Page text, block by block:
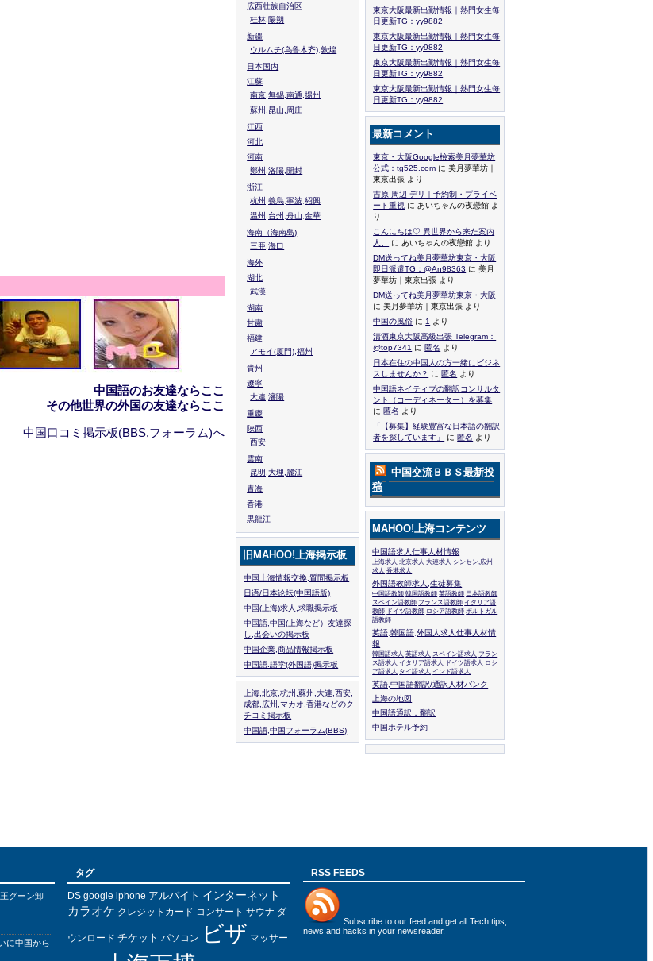
中国語のお友達ならここ
その他世界の外国の友達ならここ
中国口コミ掲示板(BBS,フォーラム)へ
広西壮族自治区
桂林,陽朔
新疆
ウルムチ(乌鲁木齐),敦煌
日本国内
江蘇
南京,無錫,南通,揚州
蘇州,昆山,周庄
江西
河北
河南
鄭州,洛陽,開封
浙江
杭州,義烏,寧波,紹興
温州,台州,舟山,金華
海南（海南島)
三亜,海口
海外
湖北
武漢
湖南
甘粛
福建
アモイ(厦門),福州
貴州
遼寧
大連,瀋陽
重慶
陜西
西安
雲南
昆明,大理,麗江
青海
香港
黒龍江
旧MAHOO!上海掲示板
中国上海情報交換,質問掲示板
日语/日本论坛(中国語版)
中国(上海)求人,求職掲示板
中国語,中国(上海など）友達探
し,出会いの掲示板
中国企業,商品情報掲示板
中国語.語学(外国語)掲示板
上海,北京,杭州,蘇州,大連,西安,
成都,広州,マカオ,香港などのク
チコミ掲示板
中国語,中国フォーラム(BBS)
東京大阪最新出勤情報｜熱門女生每
日更新TG：yy9882
東京大阪最新出勤情報｜熱門女生每
日更新TG：yy9882
東京大阪最新出勤情報｜熱門女生每
日更新TG：yy9882
東京大阪最新出勤情報｜熱門女生每
日更新TG：yy9882
最新コメント
東京・大阪Google檢索美月夢華坊
公式：tg525.com に 美月夢華坊｜
東京出張 より
吉原 周辺 デリ｜予約制・プライベ
ート重視 に あいちゃんの夜戀館 よ
り
こんにちは♡ 異世界から来た案内
人、
に あいちゃんの夜戀館 より
DM送ってね美月夢華坊東京・大阪
即日派遣TG：@An98363 に 美月
夢華坊｜東京出張 より
DM送ってね美月夢華坊東京・大阪
に 美月夢華坊｜東京出張 より
中国の風俗 に 1
より
清酒東京大阪高級出張 Telegram：
@top7341 に 匿名 より
日本在住の中国人の方一緒にビジネ
スしませんか？ に 匿名 より
中国語ネイティブの翻訳コンサルタ
ント（コーディネーター）を募集
に 匿名 より
「【募集】経験豊富な日本語の翻訳
者を探しています」
に 匿名 より
中国交流ＢＢＳ最新投
稿
MAHOO!上海コンテンツ
中国語求人仕事人材情報
上海求人 北京求人 大連求人 シンセン,広州
求人 香港求人
外国語教師求人,生徒募集
中国語教師 韓国語教師 英語教師 日本語教師
スペイン語教師 フランス語教師 イタリア語
教師 ドイツ語教師 ロシア語教師 ポルトガル
語教師
英語,韓国語,外国人求人仕事人材情
報
韓国語求人 英語求人 スペイン語求人 フラン
ス語求人 イタリア語求人 ドイツ語求人 ロシ
ア語求人 タイ語求人 インド語求人
英語,中国語翻訳/通訳人材バンク
上海の地図
中国語通訳，翻訳
中国ホテル予約
グーン卸
に中国から
タグ
DS google iphone アルバイト インターネット
カラオケ クレジットカード コンサート サウナ ダ
ウンロード チケット パソコン ビザ マッサー
RSS FEEDS
Subscribe to our feed and get all Tech tips,
news and hacks in your newsreader.